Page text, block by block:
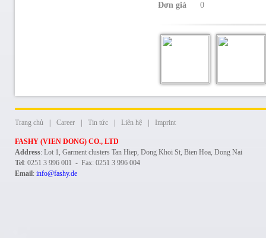
Đơn giá
0
Trang chủ Career Tin tức Liên hệ Imprint
FASHY (VIEN DONG) CO., LTD
Address: Lot 1, Garment clusters Tan Hiep, Dong Khoi St, Bien Hoa, Dong Nai
Tel: 0251 3 996 001 - Fax: 0251 3 996 004
Email: info@fashy.de